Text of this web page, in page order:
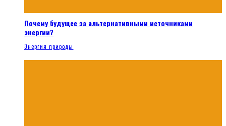
Почему будущее за альтернативными источниками
энергии?
Энергия природы